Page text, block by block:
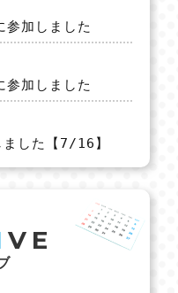
参加しました
参加しました
した【7/16】
VE